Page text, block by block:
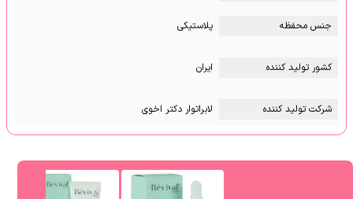
جنس محفظه پلاستیکی
کشور تولید کننده ایران
شرکت تولید کننده لابراتوار دکتر اخوی